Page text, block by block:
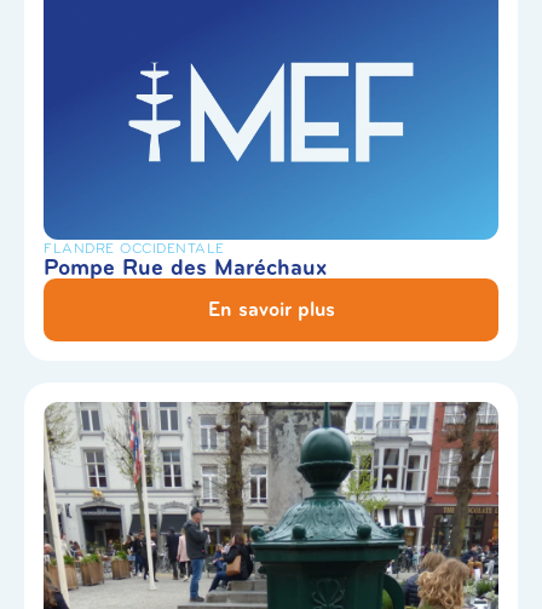
FLANDRE OCCIDENTALE
Pompe Rue des Maréchaux
En savoir plus